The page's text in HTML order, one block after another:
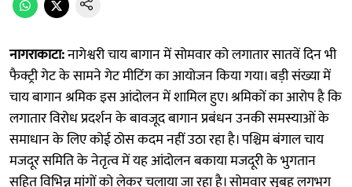
नागराकाटा:नागेश्वरी चाय बागान में सोमवार को लगातार सातवें दिन भी
फैक्ट्री गेट के सामने गेट मीटिंग का आयोजन किया गया। बड़ी संख्या में
चाय बागान श्रमिक इस आंदोलन में शामिल हुए। श्रमिकों का आरोप है कि
लगातार विरोध प्रदर्शन के बावजूद बागान प्रबंधन उनकी समस्याओं के
समाधान के लिए कोई ठोस कदम नहीं उठा रहा है। पश्चिम बंगाल चाय
मजदूर समिति के नेतृत्व में यह आंदोलन बकाया मजदूरी के भुगतान
सहित विभिन्न मांगों को लेकर चलाया जा रहा है। सोमवार सुबह लगभग